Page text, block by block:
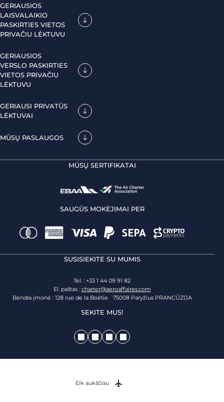
GERIAUSIOS
LAISVALAIKIO
PASKIRTIES VIETOS
PRIVAČIU LĖKTUVU
GERIAUSIOS
VERSLO PASKIRTIES
VIETOS PRIVAČIU
LĖKTUVU
GERIAUSI PRIVATŪS
LĖKTUVAI
MŪSŲ PASLAUGOS
MŪSŲ SERTIFIKATAI
SAUGŪS MOKĖJIMAI PER
SUSISIEKITE SU MUMIS
Tel. : +33 1 44 09 91 82
El. paštas : charter@aeroaffaires.com
Bendra įmonė : 128 rue de la Boétie 75008 Paryžius PRANCŪZIJA
SEKITE MUS!
Eik aukščiau